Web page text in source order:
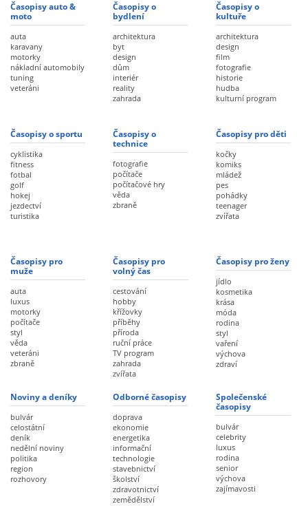
Časopisy auto &
moto
auta
karavany
motorky
nákladní automobily
tuning
veteráni
Časopisy o
bydlení
architektura
byt
design
dům
interiér
reality
zahrada
Časopisy o
kultuře
architektura
design
film
fotografie
historie
hudba
kulturní program
Časopisy o sportu
cyklistika
fitness
fotbal
golf
hokej
jezdectví
turistika
Časopisy o
technice
fotografie
počítače
počítačové hry
věda
zbraně
Časopisy pro děti
kočky
komiks
mládež
pes
pohádky
teenager
zvířata
Časopisy pro
muže
auta
luxus
motorky
počítače
styl
věda
veteráni
zbraně
Časopisy pro
volný čas
cestování
hobby
křížovky
příběhy
příroda
ruční práce
TV program
zahrada
zvířata
Časopisy pro ženy
jídlo
kosmetika
krása
móda
rodina
styl
vaření
výchova
zdraví
Noviny a deníky
bulvár
celostátní
deník
nedělní noviny
politika
region
rozhovory
Odborné časopisy
doprava
ekonomie
energetika
informační
technologie
stavebnictví
školství
zdravotnictví
zemědělství
Společenské
časopisy
bulvár
celebrity
luxus
rodina
senior
výchova
zajímavosti